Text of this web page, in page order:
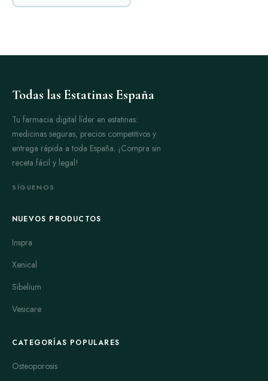
Todas las Estatinas España
Tu farmacia digital líder en estatinas:
medicinas seguras, precios competitivos y
entrega rápida a toda España. ¡Compra sin
receta fácil y legal!
SÍGUENOS
NUEVOS PRODUCTOS
Inspra
Xenical
Sibelium
Vesicare
CATEGORÍAS POPULARES
Osteoporosis